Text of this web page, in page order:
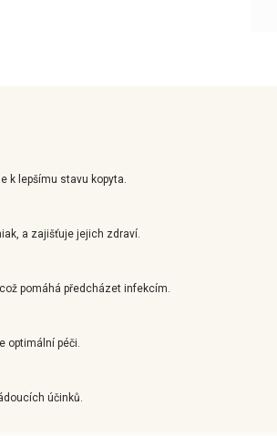
k lepšímu stavu kopyta.
a zajišťuje jejich zdraví.
pomáhá předcházet infekcím.
optimální péči.
účinků.